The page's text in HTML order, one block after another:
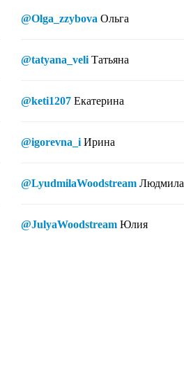
@Olga_zzybova Ольга
@tatyana_veli Татьяна
@keti1207 Екатерина
@igorevna_i Ирина
@LyudmilaWoodstream Людмила
@JulyaWoodstream Юлия